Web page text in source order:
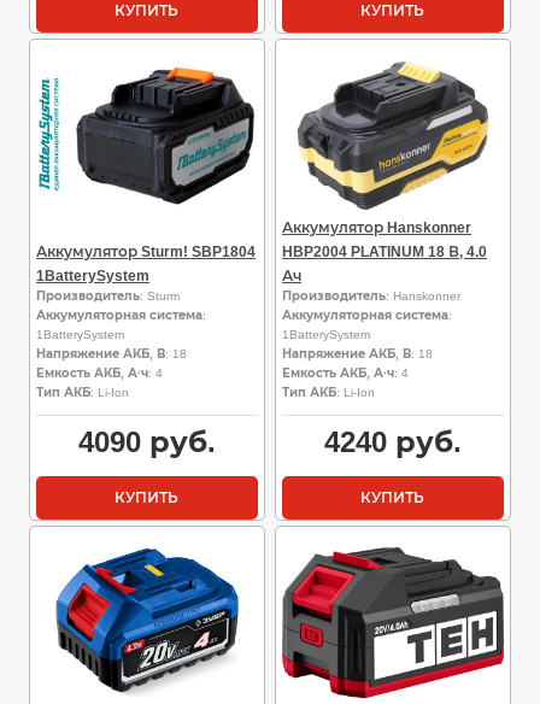
КУПИТЬ КУПИТЬ
Аккумулятор Sturm! SBP1804
1BatterySystem
Производитель: Sturm
Аккумуляторная система:
1BatterySystem
Напряжение АКБ, В: 18
Емкость АКБ, А·ч: 4
Тип АКБ: Li-Ion
4090руб.
КУПИТЬ
Аккумулятор Hanskonner
HBP2004 PLATINUM 18 В, 4.0
Ач
Производитель: Hanskonner
Аккумуляторная система:
1BatterySystem
Напряжение АКБ, В: 18
Емкость АКБ, А·ч: 4
Тип АКБ: Li-Ion
4240руб.
КУПИТЬ